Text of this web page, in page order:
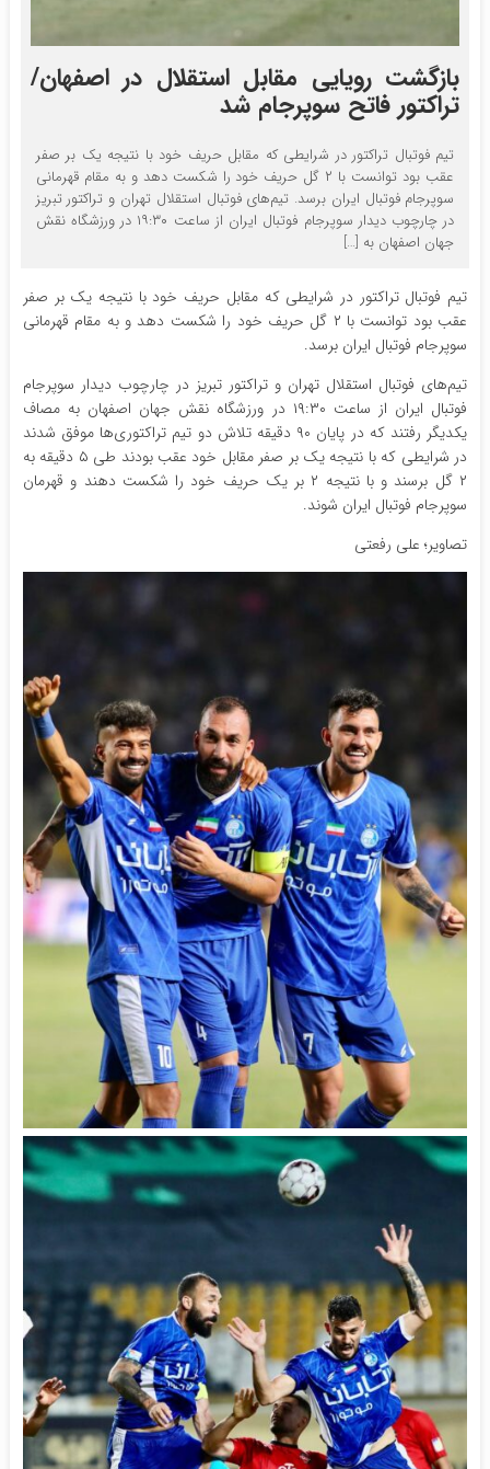
بازگشت رویایی مقابل استقلال در اصفهان/
تراکتور فاتح سوپرجام شد
تیم فوتبال تراکتور در شرایطی که مقابل حریف خود با نتیجه یک بر صفر
عقب بود توانست با ۲ گل حریف خود را شکست دهد و به مقام قهرمانی
سوپرجام فوتبال ایران برسد. تیم‌های فوتبال استقلال تهران و تراکتور تبریز
در چارچوب دیدار سوپرجام فوتبال ایران از ساعت ۱۹:۳۰ در ورزشگاه نقش
جهان اصفهان به […]
تیم فوتبال تراکتور در شرایطی که مقابل حریف خود با نتیجه یک بر صفر
عقب بود توانست با ۲ گل حریف خود را شکست دهد و به مقام قهرمانی
سوپرجام فوتبال ایران برسد.
تیم‌های فوتبال استقلال تهران و تراکتور تبریز در چارچوب دیدار سوپرجام
فوتبال ایران از ساعت ۱۹:۳۰ در ورزشگاه نقش جهان اصفهان به مصاف
یکدیگر رفتند که در پایان ۹۰ دقیقه تلاش دو تیم تراکتوری‌ها موفق شدند
در شرایطی که با نتیجه یک بر صفر مقابل خود عقب بودند طی ۵ دقیقه به
۲ گل برسند و با نتیجه ۲ بر یک حریف خود را شکست دهند و قهرمان
سوپرجام فوتبال ایران شوند.
تصاویر؛ علی رفعتی